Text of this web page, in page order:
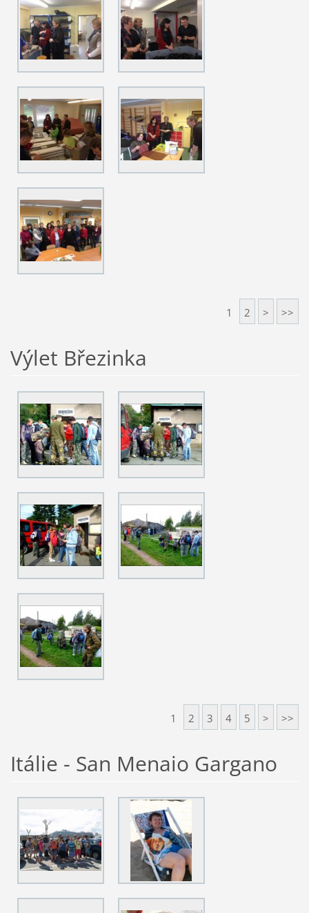
1 2 > >>
Výlet Březinka
1 2 3 4 5 > >>
Itálie - San Menaio Gargano